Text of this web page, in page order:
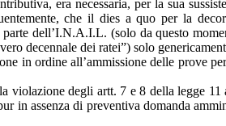
era necessaria, per la sua
che il dies a quo per la
dell’I.N.A.I.L. (solo da questo
decennale dei ratei”) solo
in ordine all’ammissione delle prove
degli artt. 7 e 8 della legge
in assenza di preventiva domanda